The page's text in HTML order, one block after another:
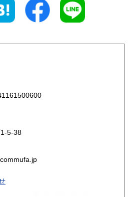
円 三重県
円 島根県
円
愛媛県
円
5-38